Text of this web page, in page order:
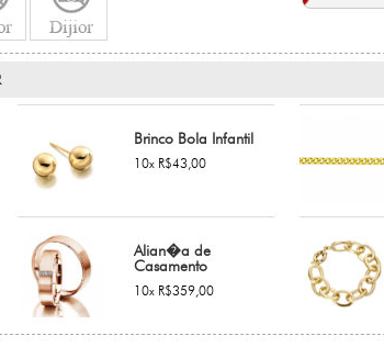
Brinco Bola Infantil
10x R$43,00
Alian�a de
Casamento
10x R$359,00